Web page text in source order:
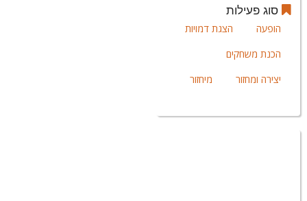
סוג פעילות
הופעה
הצגת דמויות
הכנת משחקים
יצירה ומחזור
מיחזור